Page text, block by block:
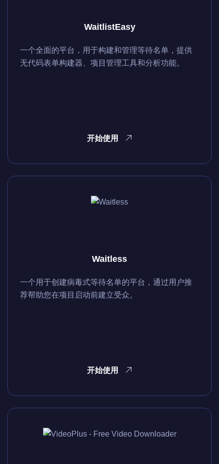
WaitlistEasy
一个全面的平台，用于构建和管理等待名单，提供
无代码表单构建器、项目管理工具和分析功能。
开始使用
Waitless
一个用于创建病毒式等待名单的平台，通过用户推
荐帮助您在项目启动前建立受众。
开始使用